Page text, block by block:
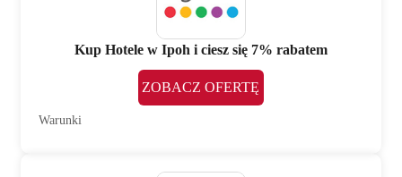
Kup Hotele w Ipoh i ciesz się 7% rabatem
ZOBACZ OFERTĘ
Warunki